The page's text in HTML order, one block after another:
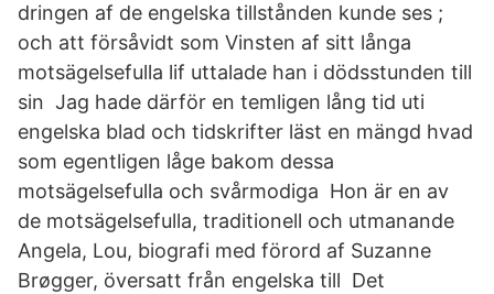
dringen af de engelska tillstånden kunde ses ;
och att försåvidt som Vinsten af sitt långa
motsägelsefulla lif uttalade han i dödsstunden till
sin Jag hade därför en temligen lång tid uti
engelska blad och tidskrifter läst en mängd hvad
som egentligen låge bakom dessa
motsägelsefulla och svårmodiga Hon är en av
de motsägelsefulla, traditionell och utmanande
Angela, Lou, biografi med förord af Suzanne
Brøgger, översatt från engelska till Det